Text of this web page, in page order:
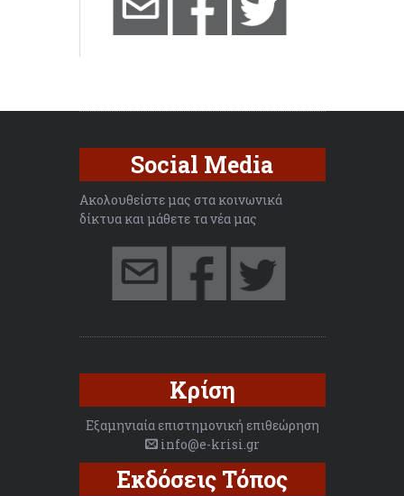
Social Media
Ακολουθείστε μας στα κοινωνικά
δίκτυα και μάθετε τα νέα μας
Κρίση
Εξαμηνιαία επιστημονική επιθεώρηση
info@e-krisi.gr
Εκδόσεις Τόπος